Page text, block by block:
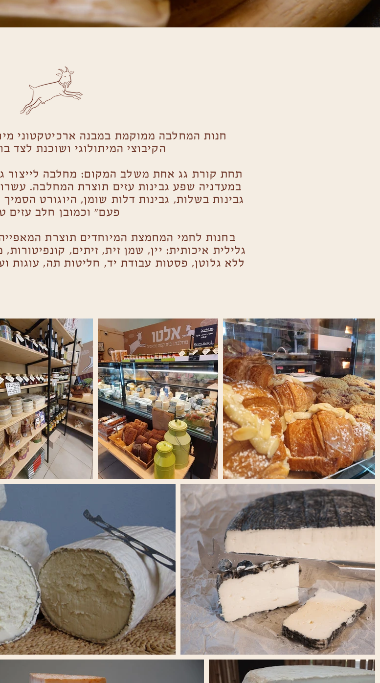
חנות המחלבה ממוקמת במבנה ארכיטקטוני
הקיבוצי המיתולוגי ושוכנת לצד
תחת קורת גג אחת משלב המקום: מחלבה לייצור
במעדניה שפע גבינות עזים תוצרת המחלבה.
גבינות בשלות, גבינות דלות שומן, היוגורט
פעם" וכמובן חלב עזים
בחנות לחמי המחמצת המיוחדים תוצרת
גלילית איכותית: יין, שמן זית, זיתים,
ללא גלוטן, פסטות עבודת יד, חליטות תה, עוגות